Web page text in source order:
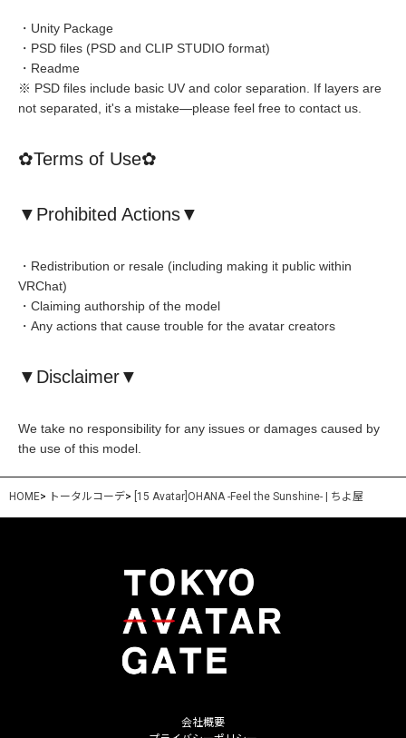
・Unity Package
・PSD files (PSD and CLIP STUDIO format)
・Readme
※ PSD files include basic UV and color separation. If layers are
not separated, it's a mistake—please feel free to contact us.
✿Terms of Use✿
▼Prohibited Actions▼
・Redistribution or resale (including making it public within
VRChat)
・Claiming authorship of the model
・Any actions that cause trouble for the avatar creators
▼Disclaimer▼
We take no responsibility for any issues or damages caused by
the use of this model.
HOME> トータルコーデ> [15 Avatar]OHANA -Feel the Sunshine- | ちよ屋
会社概要